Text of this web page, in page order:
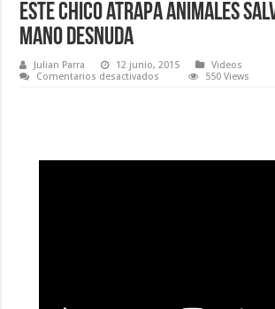
Este chico atrapa animales
mano desnuda
Julian Parra 12 junio, 2015
Videos
Comentarios desactivados
550 Views